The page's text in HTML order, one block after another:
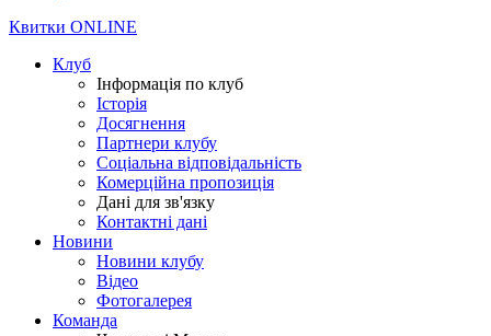
Квитки ONLINE
Клуб
Інформація по клуб
Історія
Досягнення
Партнери клубу
Соціальна відповідальність
Комерційна пропозиція
Дані для зв'язку
Контактні дані
Новини
Новини клубу
Відео
Фотогалерея
Команда